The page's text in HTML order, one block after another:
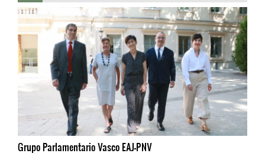
Grupo Parlamentario Vasco EAJ-PNV